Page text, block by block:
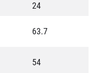
24
63.7
54